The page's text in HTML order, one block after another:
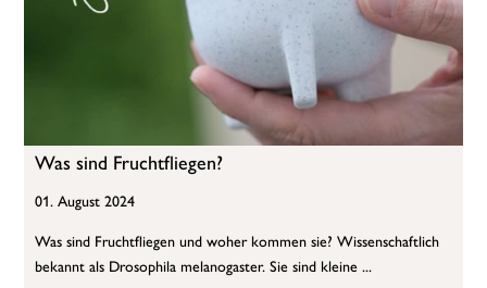
Was sind Fruchtfliegen?
01. August 2024
Was sind Fruchtfliegen und woher kommen sie? Wissenschaftlich
bekannt als Drosophila melanogaster. Sie sind kleine ...